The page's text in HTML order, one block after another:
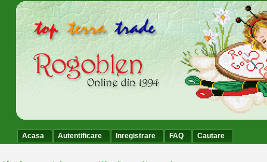
Acasa Autentificare Inregistrare FAQ Cautare